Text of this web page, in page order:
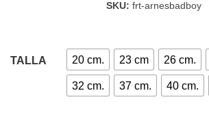
SKU: frt-arnesbadboy
TALLA 20 cm. 23 cm 26 cm.
32 cm. 37 cm. 40 cm.